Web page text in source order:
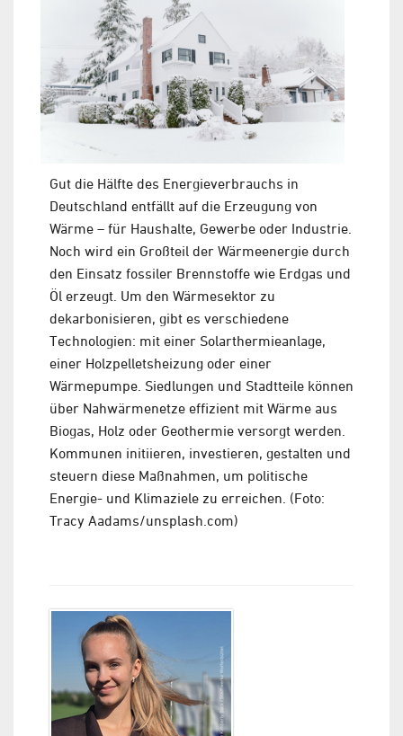
Gut die Hälfte des Energieverbrauchs in
Deutschland entfällt auf die Erzeugung von
Wärme – für Haushalte, Gewerbe oder Industrie.
Noch wird ein Großteil der Wärmeenergie durch
den Einsatz fossiler Brennstoffe wie Erdgas und
Öl erzeugt. Um den Wärmesektor zu
dekarbonisieren, gibt es verschiedene
Technologien: mit einer Solarthermieanlage,
einer Holzpelletsheizung oder einer
Wärmepumpe. Siedlungen und Stadtteile können
über Nahwärmenetze effizient mit Wärme aus
Biogas, Holz oder Geothermie versorgt werden.
Kommunen initiieren, investieren, gestalten und
steuern diese Maßnahmen, um politische
Energie- und Klimaziele zu erreichen. (Foto:
Tracy Aadams/unsplash.com)